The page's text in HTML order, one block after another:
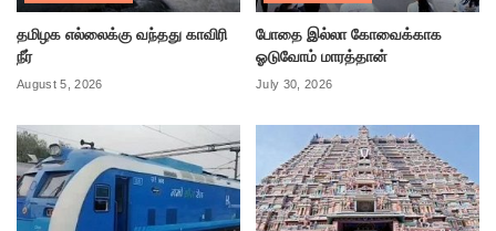
தமிழக எல்லைக்கு வந்தது காவிரி
நீர்
August 5, 2026
போதை இல்லா கோவைக்காக
ஓடுவோம் மாரத்தான்
July 30, 2026